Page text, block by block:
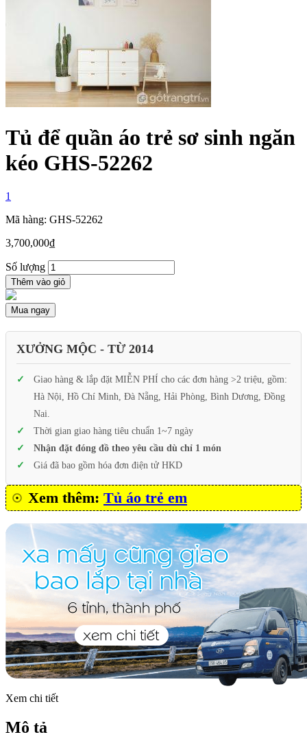
Tủ để quần áo trẻ sơ sinh ngăn
kéo GHS-52262
1
Mã hàng: GHS-52262
3,700,000₫
Số lượng
Thêm vào giỏ
Mua ngay
XƯỞNG MỘC - TỪ 2014
Giao hàng & lắp đặt MIỄN PHÍ cho các đơn hàng >2 triệu, gồm:
Hà Nội, Hồ Chí Minh, Đà Nẵng, Hải Phòng, Bình Dương, Đồng
Nai.
Thời gian giao hàng tiêu chuẩn 1~7 ngày
Nhận đặt đóng đồ theo yêu cầu dù chỉ 1 món
Giá đã bao gồm hóa đơn điện tử HKD
Xem thêm: Tủ áo trẻ em
Xem chi tiết
Mô tả